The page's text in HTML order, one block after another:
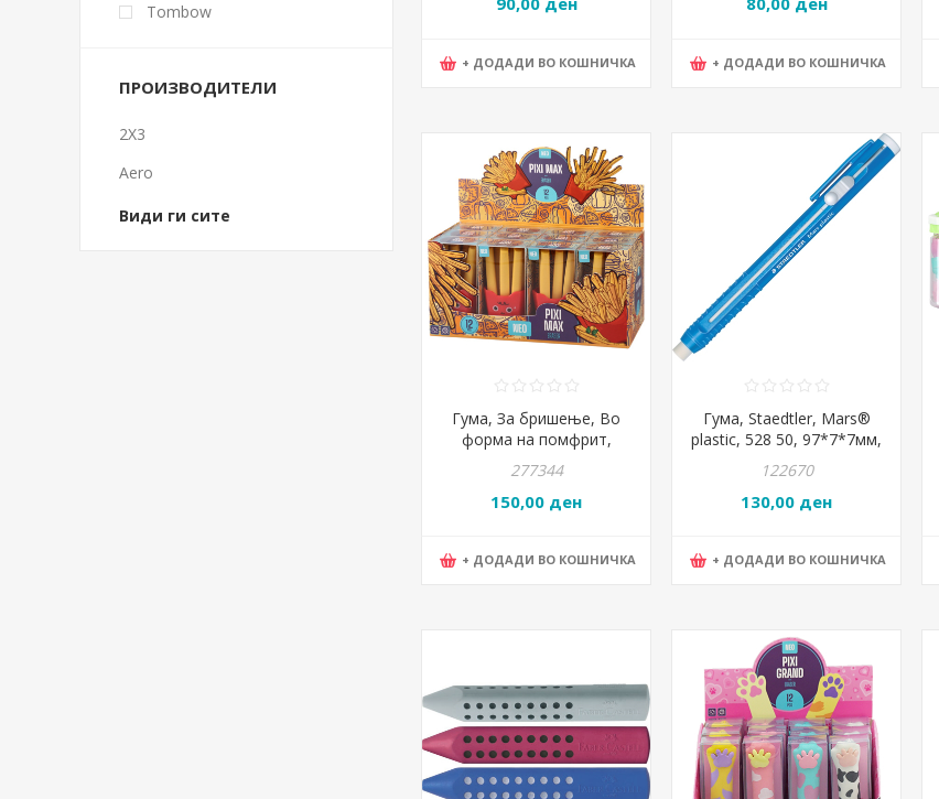
+ ДОДАДИ ВО КОШНИЧКА + ДОДАДИ ВО КОШНИЧКА
Гума, За бришење, Во
форма на помфрит,
French fries, Statovac, Pixi
max, 104160
277344
150,00 ден
+ ДОДАДИ ВО КОШНИЧКА
Гума, Staedtler, Mars®
plastic, 528 50, 97*7*7мм,
Сино Бела
122670
130,00 ден
+ ДОДАДИ ВО КОШНИЧКА
Tombow
ПРОИЗВОДИТЕЛИ
2X3
Aero
Види ги сите